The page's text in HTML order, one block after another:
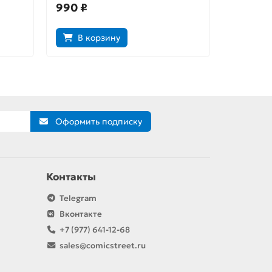
990 ₽
В корзину
Оформить подписку
Контакты
Telegram
Вконтакте
+7 (977) 641-12-68
sales@comicstreet.ru